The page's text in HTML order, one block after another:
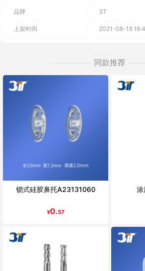
品牌 3T
上架时间 2021-08-19
同款推荐
锁式硅胶鼻托A23131060
¥0.57
涂